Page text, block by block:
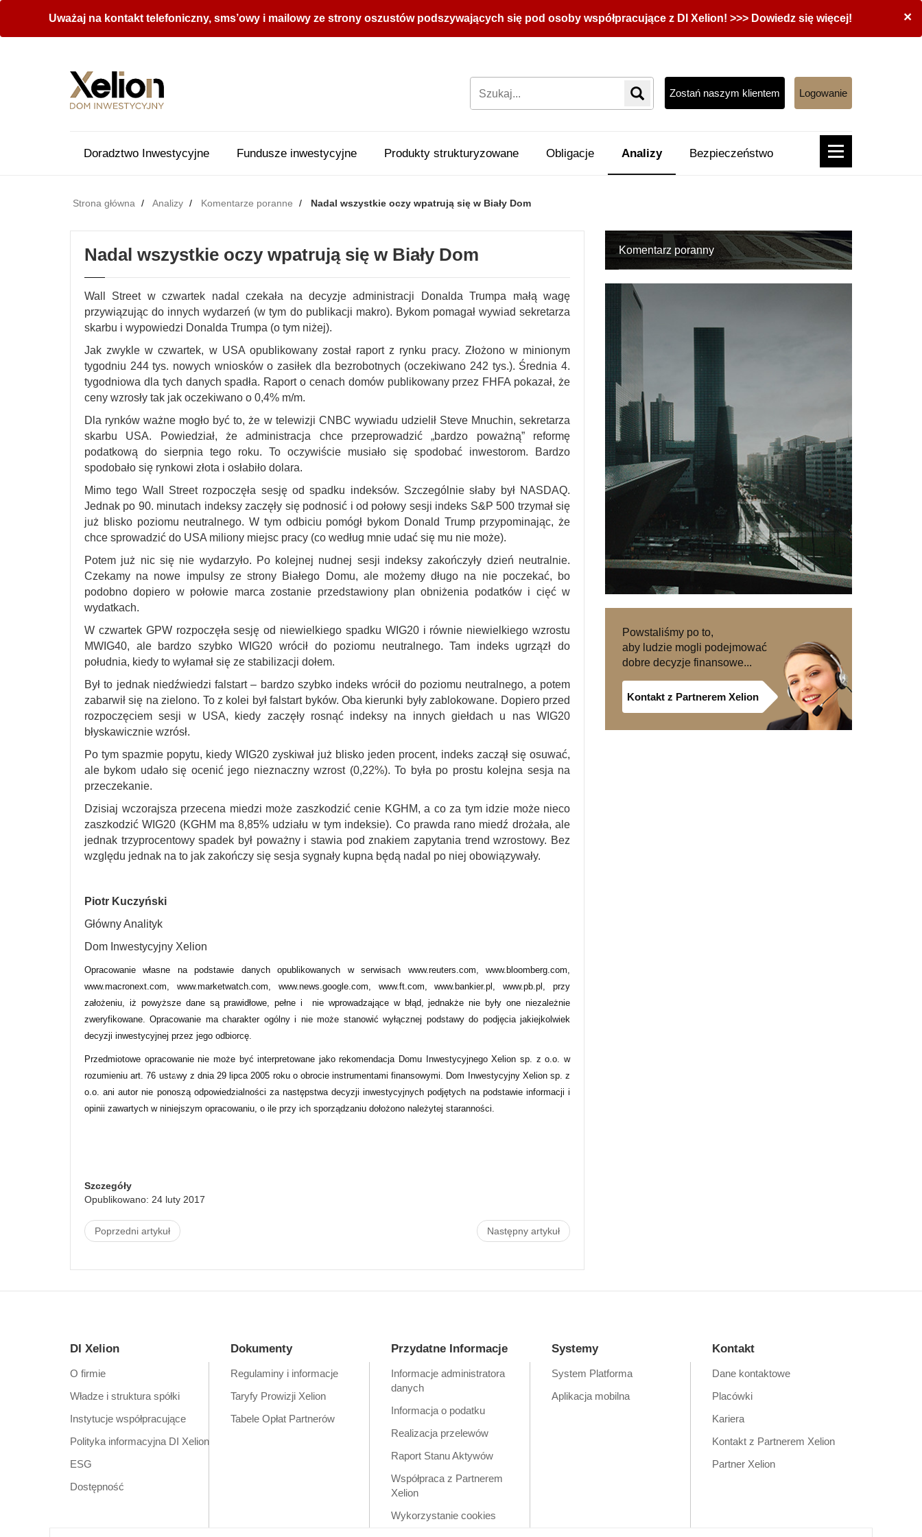
×
Uważaj na kontakt telefoniczny, sms’owy i mailowy ze strony oszustów podszywających się pod osoby współpracujące z DI Xelion! >>> Dowiedz się więcej!
Zostań naszym klientem Logowanie
Doradztwo Inwestycyjne Fundusze inwestycyjne Produkty strukturyzowane Obligacje Analizy Bezpieczeństwo
Strona główna Analizy Komentarze poranne Nadal wszystkie oczy wpatrują się w Biały Dom
Nadal wszystkie oczy wpatrują się w Biały Dom
Wall Street w czwartek nadal czekała na decyzje administracji Donalda Trumpa małą wagę
przywiązując do innych wydarzeń (w tym do publikacji makro). Bykom pomagał wywiad sekretarza
skarbu i wypowiedzi Donalda Trumpa (o tym niżej).
Jak zwykle w czwartek, w USA opublikowany został raport z rynku pracy. Złożono w minionym
tygodniu 244 tys. nowych wniosków o zasiłek dla bezrobotnych (oczekiwano 242 tys.). Średnia 4.
tygodniowa dla tych danych spadła. Raport o cenach domów publikowany przez FHFA pokazał, że
ceny wzrosły tak jak oczekiwano o 0,4% m/m.
Dla rynków ważne mogło być to, że w telewizji CNBC wywiadu udzielił Steve Mnuchin, sekretarza
skarbu USA. Powiedział, że administracja chce przeprowadzić „bardzo poważną” reformę
podatkową do sierpnia tego roku. To oczywiście musiało się spodobać inwestorom. Bardzo
spodobało się rynkowi złota i osłabiło dolara.
Mimo tego Wall Street rozpoczęła sesję od spadku indeksów. Szczególnie słaby był NASDAQ.
Jednak po 90. minutach indeksy zaczęły się podnosić i od połowy sesji indeks S&P 500 trzymał się
już blisko poziomu neutralnego. W tym odbiciu pomógł bykom Donald Trump przypominając, że
chce sprowadzić do USA miliony miejsc pracy (co według mnie udać się mu nie może).
Potem już nic się nie wydarzyło. Po kolejnej nudnej sesji indeksy zakończyły dzień neutralnie.
Czekamy na nowe impulsy ze strony Białego Domu, ale możemy długo na nie poczekać, bo
podobno dopiero w połowie marca zostanie przedstawiony plan obniżenia podatków i cięć w
wydatkach.
W czwartek GPW rozpoczęła sesję od niewielkiego spadku WIG20 i równie niewielkiego wzrostu
MWIG40, ale bardzo szybko WIG20 wrócił do poziomu neutralnego. Tam indeks ugrzązł do
południa, kiedy to wyłamał się ze stabilizacji dołem.
Był to jednak niedźwiedzi falstart – bardzo szybko indeks wrócił do poziomu neutralnego, a potem
zabarwił się na zielono. To z kolei był falstart byków. Oba kierunki były zablokowane. Dopiero przed
rozpoczęciem sesji w USA, kiedy zaczęły rosnąć indeksy na innych giełdach u nas WIG20
błyskawicznie wzrósł.
Po tym spazmie popytu, kiedy WIG20 zyskiwał już blisko jeden procent, indeks zaczął się osuwać,
ale bykom udało się ocenić jego nieznaczny wzrost (0,22%). To była po prostu kolejna sesja na
przeczekanie.
Dzisiaj wczorajsza przecena miedzi może zaszkodzić cenie KGHM, a co za tym idzie może nieco
zaszkodzić WIG20 (KGHM ma 8,85% udziału w tym indeksie). Co prawda rano miedź drożała, ale
jednak trzyprocentowy spadek był poważny i stawia pod znakiem zapytania trend wzrostowy. Bez
względu jednak na to jak zakończy się sesja sygnały kupna będą nadal po niej obowiązywały.
Piotr Kuczyński
Główny Analityk
Dom Inwestycyjny Xelion
Opracowanie własne na podstawie danych opublikowanych w serwisach www.reuters.com, www.bloomberg.com,
www.macronext.com, www.marketwatch.com, www.news.google.com, www.ft.com, www.bankier.pl, www.pb.pl, przy
założeniu, iż powyższe dane są prawidłowe, pełne i nie wprowadzające w błąd, jednakże nie były one niezależnie
zweryfikowane. Opracowanie ma charakter ogólny i nie może stanowić wyłącznej podstawy do podjęcia jakiejkolwiek
decyzji inwestycyjnej przez jego odbiorcę.
Przedmiotowe opracowanie nie może być interpretowane jako rekomendacja Domu Inwestycyjnego Xelion sp. z o.o. w
rozumieniu art. 76 ustawy z dnia 29 lipca 2005 roku o obrocie instrumentami finansowymi. Dom Inwestycyjny Xelion sp. z
o.o. ani autor nie ponoszą odpowiedzialności za następstwa decyzji inwestycyjnych podjętych na podstawie informacji i
opinii zawartych w niniejszym opracowaniu, o ile przy ich sporządzaniu dołożono należytej staranności.
Szczegóły
Opublikowano: 24 luty 2017
Poprzedni artykuł Następny artykuł
Komentarz poranny
Powstaliśmy po to,
aby ludzie mogli podejmować
dobre decyzje finansowe...
Kontakt z Partnerem Xelion
DI Xelion
O firmie
Władze i struktura spółki
Instytucje współpracujące
Polityka informacyjna DI Xelion
ESG
Dostępność
Dokumenty
Regulaminy i informacje
Taryfy Prowizji Xelion
Tabele Opłat Partnerów
Przydatne Informacje
Informacje administratora
danych
Informacja o podatku
Realizacja przelewów
Raport Stanu Aktywów
Współpraca z Partnerem
Xelion
Wykorzystanie cookies
Systemy
System Platforma
Aplikacja mobilna
Kontakt
Dane kontaktowe
Placówki
Kariera
Kontakt z Partnerem Xelion
Partner Xelion